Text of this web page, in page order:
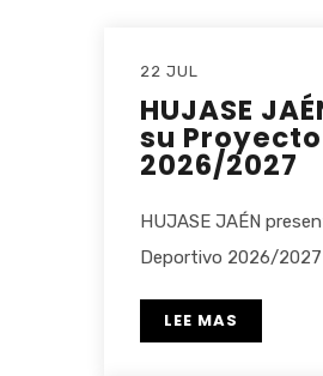
22 JUL
HUJASE
su
2026/2027
HUJASE JAÉN
Deportivo 2026/2027
LEE MAS